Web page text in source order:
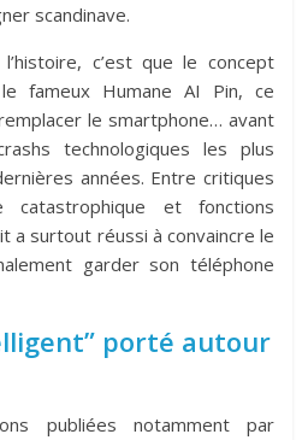
scandinave.
c’est que le concept
fameux Humane AI Pin, ce
le smartphone… avant
technologiques les plus
années. Entre critiques
catastrophique et fonctions
a surtout réussi à convaincre le
garder son téléphone
porté autour
publiées notamment par